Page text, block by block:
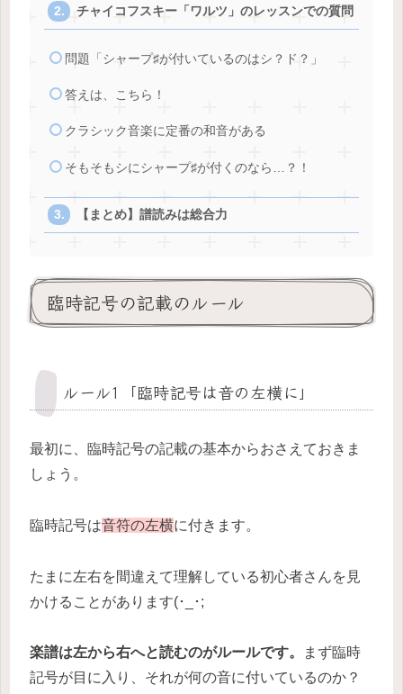
チャイコフスキー「ワルツ」のレッスンでの質問
問題「シャープ♯が付いているのはシ？ド？」
答えは、こちら！
クラシック音楽に定番の和音がある
そもそもシにシャープ♯が付くのなら…？！
【まとめ】譜読みは総合力
臨時記号の記載のルール
ルール1「臨時記号は音の左横に」
最初に、臨時記号の記載の基本からおさえておきま
しょう。
臨時記号は音符の左横に付きます。
たまに左右を間違えて理解している初心者さんを見
かけることがあります(･_･;
楽譜は左から右へと読むのがルールです。
まず臨時
記号が目に入り、それが何の音に付いているのか？